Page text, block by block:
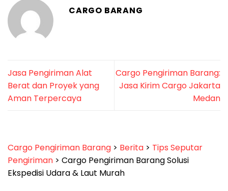
CARGO BARANG
Jasa Pengiriman Alat
Berat dan Proyek yang
Aman Terpercaya
Cargo Pengiriman Barang:
Jasa Kirim Cargo Jakarta
Medan
Cargo Pengiriman Barang > Berita > Tips Seputar
Pengiriman > Cargo Pengiriman Barang Solusi
Ekspedisi Udara & Laut Murah